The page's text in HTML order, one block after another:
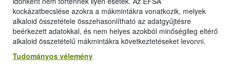
kockázatbecslése azokra a mákmintákra vonatkozik, melyek
alkaloid összetétele összehasonlítható az adatgyűjtésre
beérkezett adatokkal, és nem helyes azokból minőségileg eltérő
alkaloid összetételű mákmintákra következtetéseket levonni.
Tudományos vélemény